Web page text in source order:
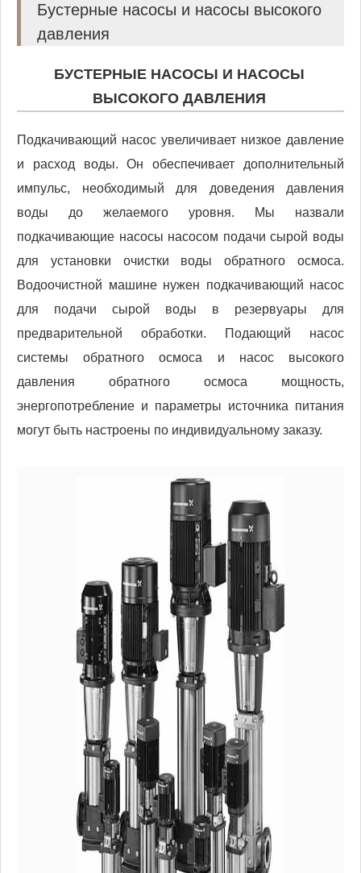
Бустерные насосы и насосы высокого
давления
БУСТЕРНЫЕ НАСОСЫ И НАСОСЫ
ВЫСОКОГО ДАВЛЕНИЯ
Подкачивающий насос увеличивает низкое давление
и расход воды. Он обеспечивает дополнительный
импульс, необходимый для доведения давления
воды до желаемого уровня. Мы назвали
подкачивающие насосы насосом подачи сырой воды
для установки очистки воды обратного осмоса.
Водоочистной машине нужен подкачивающий насос
для подачи сырой воды в резервуары для
предварительной обработки. Подающий насос
системы обратного осмоса и насос высокого
давления обратного осмоса мощность,
энергопотребление и параметры источника питания
могут быть настроены по индивидуальному заказу.